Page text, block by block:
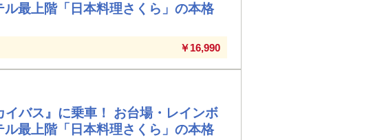
最上階「日本料理さくら」の本格
￥16,990
イバス』に乗車！ お台場・レインボ
最上階「日本料理さくら」の本格